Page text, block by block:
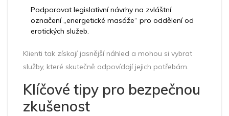
Podporovat legislativní návrhy na zvláštní
označení „energetické masáže“ pro oddělení od
erotických služeb.
Klienti tak získají jasnější náhled a mohou si vybrat
služby, které skutečně odpovídají jejich potřebám.
Klíčové tipy pro bezpečnou
zkušenost